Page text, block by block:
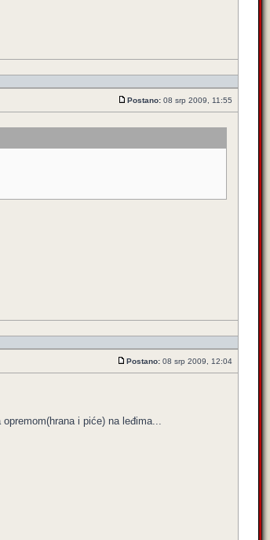
Postano: 08 srp 2009, 11:55
Postano: 08 srp 2009, 12:04
i piće) na leđima...